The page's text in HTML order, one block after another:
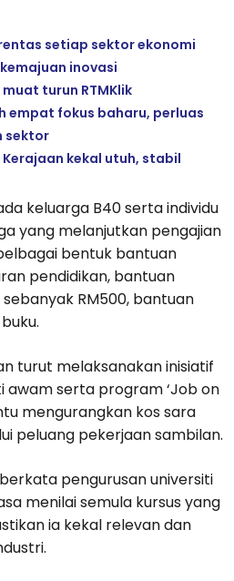
setiap sektor ekonomi
inovasi
turun RTMKlik
empat fokus baharu, perluas
sektor
kekal utuh, stabil
keluarga B40 serta individu
yang melanjutkan pengajian
bentuk bantuan
pendidikan, bantuan
sebanyak RM500, bantuan
turut melaksanakan inisiatif
awam serta program ‘Job on
mengurangkan kos sara
peluang pekerjaan sambilan.
pengurusan universiti
menilai semula kursus yang
ia kekal relevan dan